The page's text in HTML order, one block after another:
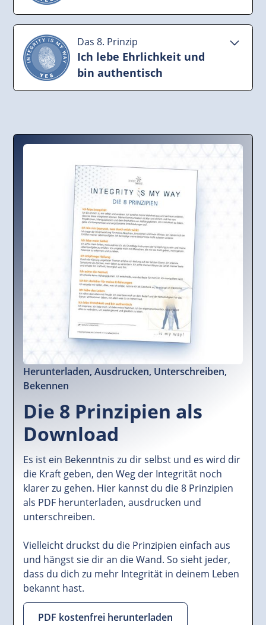
Ich nähre das Leben mit Freude. Ich orientiere
mich an dem Bedarf und der Notwendigkeit für
das Ganze. Willkommen Leben, mit allem was du
zu bieten hast.
Das 8. Prinzip
Ich lebe Ehrlichkeit und
bin authentisch
Herunterladen, Ausdrucken, Unterschreiben,
Bekennen
Die 8 Prinzipien als
Download
Es ist ein Bekenntnis zu dir selbst und es wird dir
die Kraft geben, den Weg der Integrität noch
klarer zu gehen. Hier kannst du die 8 Prinzipien
als PDF herunterladen, ausdrucken und
unterschreiben.
Vielleicht druckst du die Prinzipien einfach aus
und hängst sie dir an die Wand. So sieht jeder,
dass du dich zu mehr Integrität in deinem Leben
bekannt hast.
PDF kostenfrei herunterladen